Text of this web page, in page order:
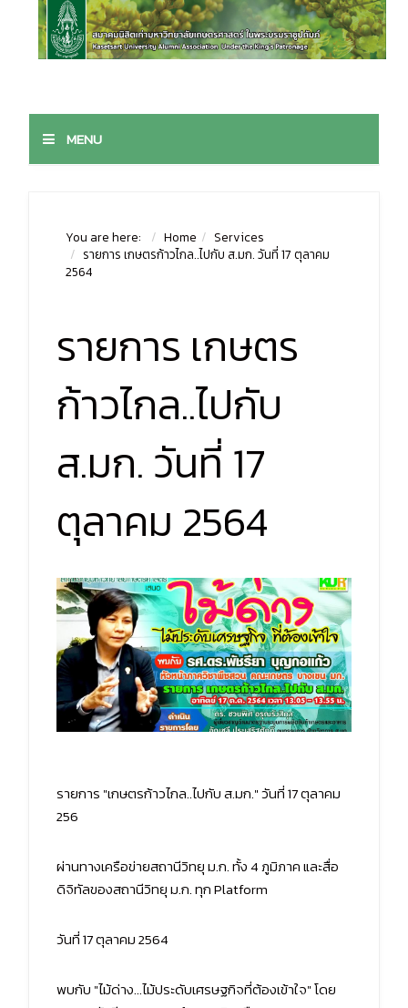
MENU
You are here: Home
Services
รายการ เกษตรก้าวไกล..ไปกับ ส.มก. วันที่ 17 ตุลาคม
2564
รายการ เกษตร
ก้าวไกล..ไปกับ
ส.มก. วันที่ 17
ตุลาคม 2564
รายการ "เกษตรก้าวไกล..ไปกับ ส.มก."วันที่ 17 ตุลาคม
256
ผ่านทางเครือข่ายสถานีวิทยุ ม.ก. ทั้ง 4 ภูมิภาค และสื่อ
ดิจิทัลของสถานีวิทยุ ม.ก. ทุก Platform
วันที่ 17 ตุลาคม 2564
พบกับ "ไม้ด่าง...ไม้ประดับเศรษฐกิจที่ต้องเข้าใจ" โดย